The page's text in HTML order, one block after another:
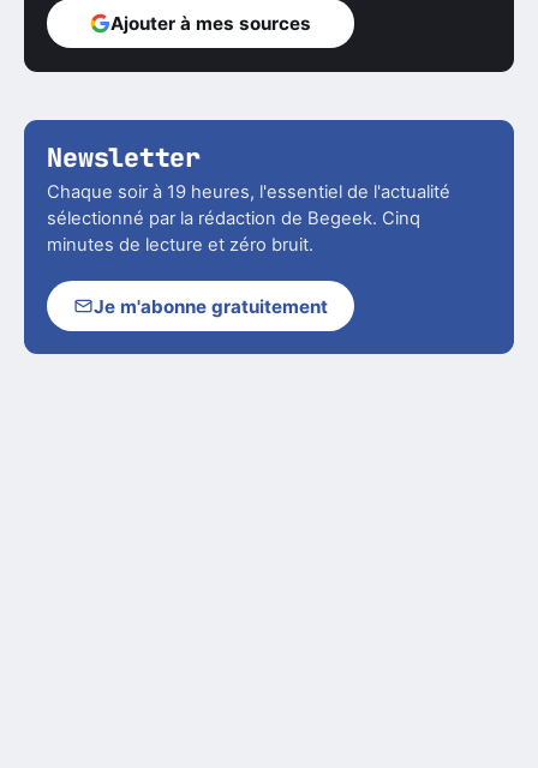
Ajouter à mes sources
Newsletter
Chaque soir à 19 heures, l'essentiel de l'actualité
sélectionné par la rédaction de Begeek. Cinq
minutes de lecture et zéro bruit.
Je m'abonne gratuitement